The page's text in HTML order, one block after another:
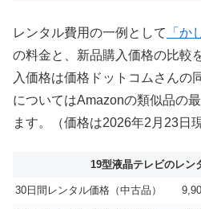
レンタル費用の一例として 「か
の料金と、新品購入価格の比較
入価格は価格ドットコムさんの
についてはAmazonの類似品の
ます。（価格は2026年2月23日現
19型液晶テレビのレン
30日間レンタル価格（中古品）